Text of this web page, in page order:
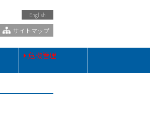
English
サイトマップ
危機管理